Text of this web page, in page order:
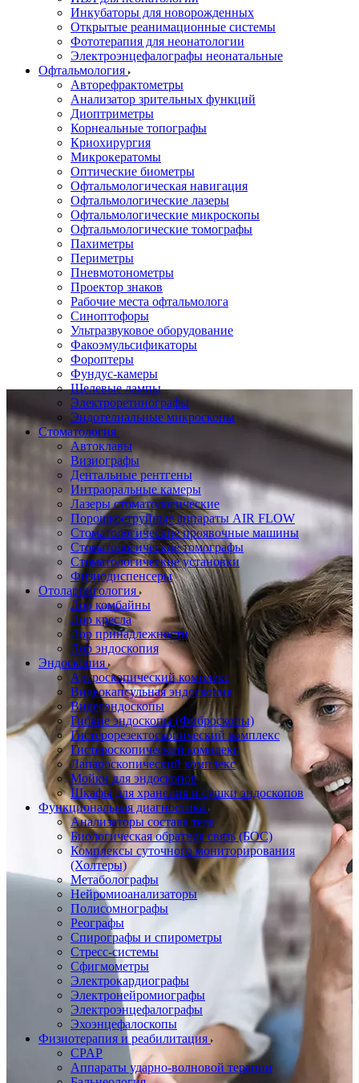
Инкубаторы для новорожденных
Открытые реанимационные системы
Фототерапия для неонатологии
Электроэнцефалографы неонатальные
Офтальмология
Авторефрактометры
Анализатор зрительных функций
Диоптриметры
Корнеальные топографы
Криохирургия
Микрокератомы
Оптические биометры
Офтальмологическая навигация
Офтальмологические лазеры
Офтальмологические микроскопы
Офтальмологические томографы
Пахиметры
Периметры
Пневмотонометры
Проектор знаков
Рабочие места офтальмолога
Синоптофоры
Ультразвуковое оборудование
Факоэмульсификаторы
Фороптеры
Фундус-камеры
Щелевые лампы
Электроретинографы
Эндотелиальные микроскопы
Стоматология
Автоклавы
Визиографы
Дентальные рентгены
Интраоральные камеры
Лазеры стоматологические
Порошкоструйные аппараты AIR FLOW
Стоматологические проявочные машины
Стоматологические томографы
Стоматологические установки
Физиодиспенсеры
Отоларингология
Лор комбайны
Лор кресла
Лор принадлежности
Лор эндоскопия
Эндоскопия
Артроскопический комплекс
Видеокапсульная эндоскопия
Видеоэндоскопы
Гибкие эндоскопы (Фиброcкопы)
Гистерорезектоскопический комплекс
Гистероскопический комплекс
Лапароскопический комплекс
Мойки для эндоскопов
Шкафы для хранения и сушки эндоскопов
Функциональная диагностика
Анализаторы состава тела
Биологическая обратная связь (БОС)
Комплексы суточного мониторирования
(Холтеры)
Метаболографы
Нейромиоанализаторы
Полисомнографы
Реографы
Спирографы и спирометры
Стресс-системы
Сфигмометры
Электрокардиографы
Электронейромиографы
Электроэнцефалографы
Эхоэнцефалоскопы
Физиотерапия и реабилитация
CPAP
Аппараты ударно-волновой терапии